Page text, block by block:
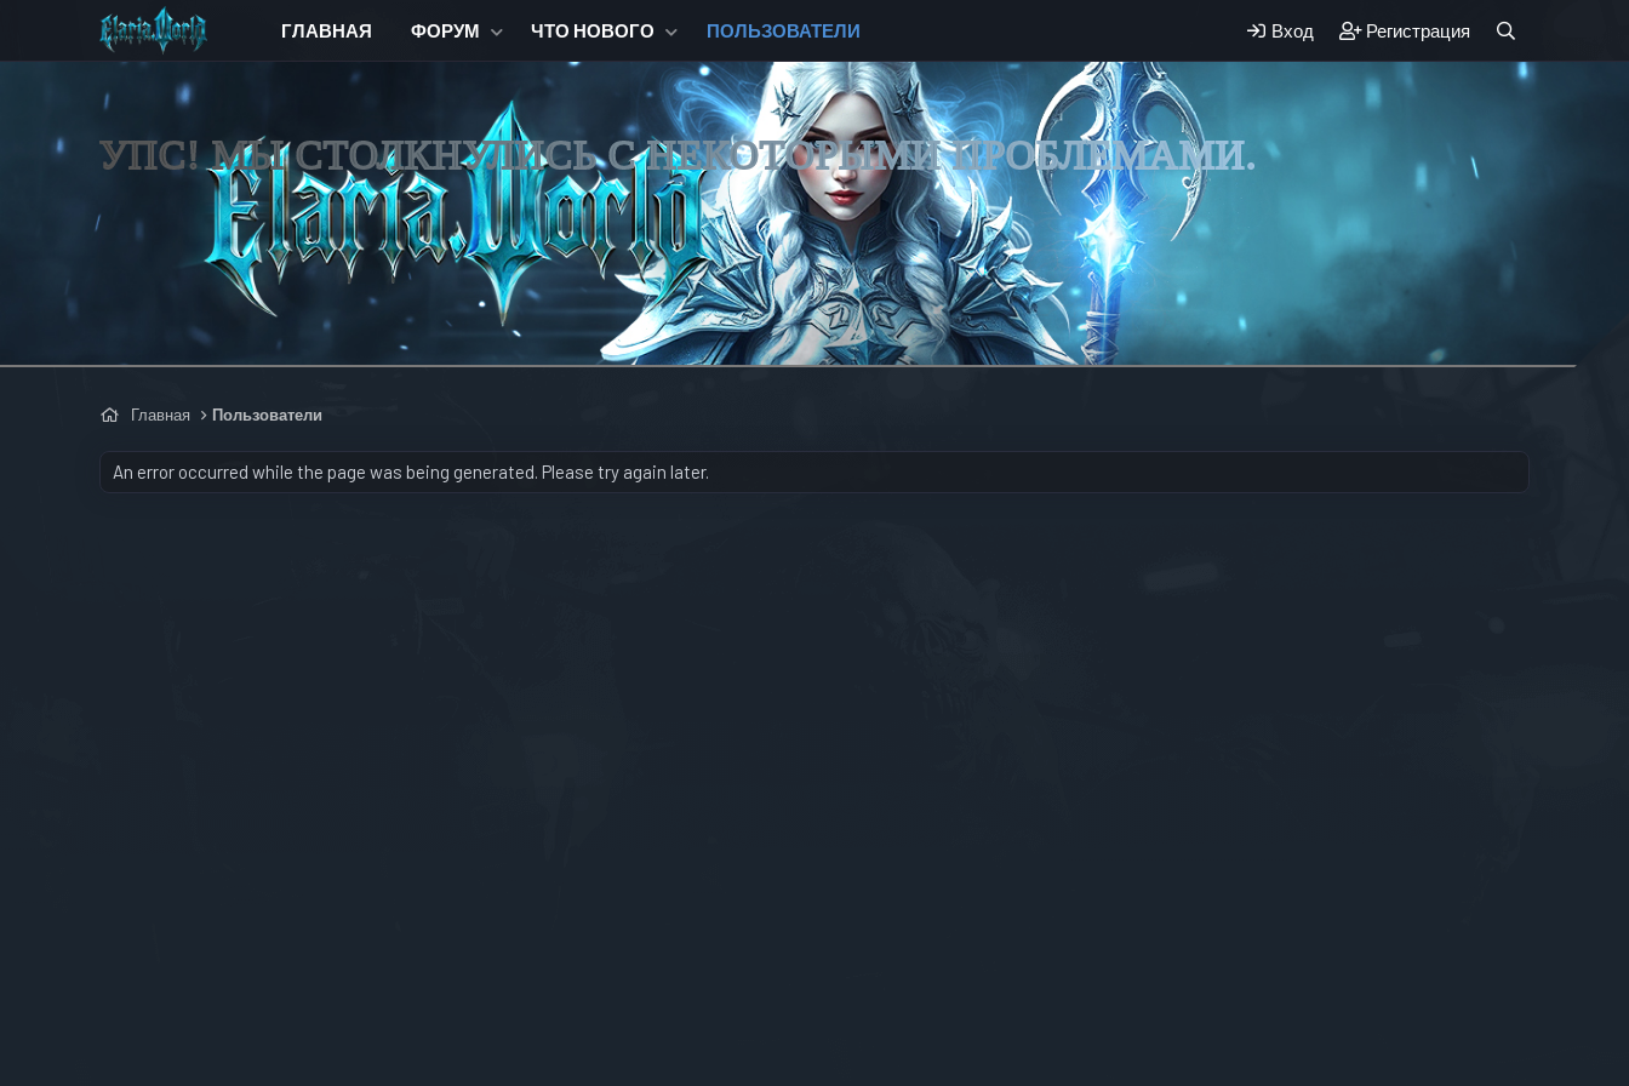
ГЛАВНАЯ ФОРУМ ЧТО НОВОГО ПОЛЬЗОВАТЕЛИ Вход Регистрация
УПС! МЫ СТОЛКНУЛИСЬ С НЕКОТОРЫМИ ПРОБЛЕМАМИ.
Главная Пользователи
An error occurred while the page was being generated. Please try again later.